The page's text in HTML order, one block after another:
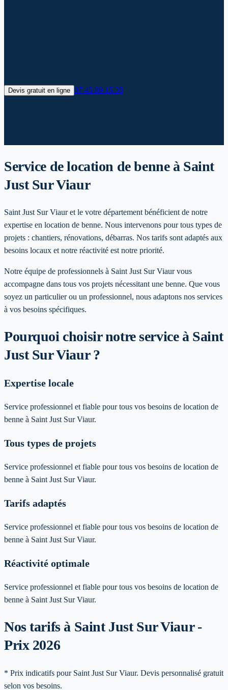
Devis gratuit en ligne 07 45 89 15 35
Service de location de benne à Saint
Just Sur Viaur
Saint Just Sur Viaur et le votre département bénéficient de notre
expertise en location de benne. Nous intervenons pour tous types de
projets : chantiers, rénovations, débarras. Nos tarifs sont adaptés aux
besoins locaux et notre réactivité est notre priorité.
Notre équipe de professionnels à Saint Just Sur Viaurvous
accompagne dans tous vos projets nécessitant une benne. Que vous
soyez un particulier ou un professionnel, nous adaptons nos services
à vos besoins spécifiques.
Pourquoi choisir notre service à Saint
Just Sur Viaur?
Expertise locale
Service professionnel et fiable pour tous vos besoins de location de
benne à Saint Just Sur Viaur.
Tous types de projets
Service professionnel et fiable pour tous vos besoins de location de
benne à Saint Just Sur Viaur.
Tarifs adaptés
Service professionnel et fiable pour tous vos besoins de location de
benne à Saint Just Sur Viaur.
Réactivité optimale
Service professionnel et fiable pour tous vos besoins de location de
benne à Saint Just Sur Viaur.
Nos tarifs à Saint Just Sur Viaur -
Prix 2026
* Prix indicatifs pour Saint Just Sur Viaur. Devis personnalisé gratuit
selon vos besoins.